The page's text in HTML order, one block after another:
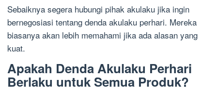
Sebaiknya segera hubungi pihak akulaku jika ingin
bernegosiasi tentang denda akulaku perhari. Mereka
biasanya akan lebih memahami jika ada alasan yang
kuat.
Apakah Denda Akulaku Perhari
Berlaku untuk Semua Produk?